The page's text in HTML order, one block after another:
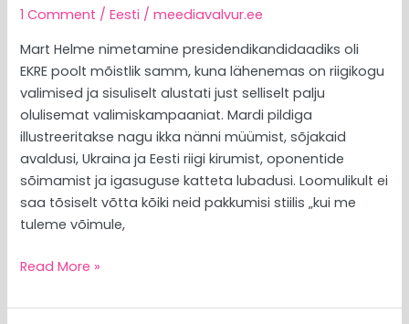
1 Comment /Eesti /meediavalvur.ee
Mart Helme nimetamine presidendikandidaadiks oli
EKRE poolt mõistlik samm, kuna lähenemas on riigikogu
valimised ja sisuliselt alustati just selliselt palju
olulisemat valimiskampaaniat. Mardi pildiga
illustreeritakse nagu ikka nänni müümist, sõjakaid
avaldusi, Ukraina ja Eesti riigi kirumist, oponentide
sõimamist ja igasuguse katteta lubadusi. Loomulikult ei
saa tõsiselt võtta kõiki neid pakkumisi stiilis „kui me
tuleme võimule,
Read More »